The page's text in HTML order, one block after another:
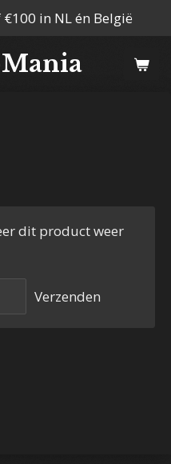
in NL én België
dit product weer
Verzenden